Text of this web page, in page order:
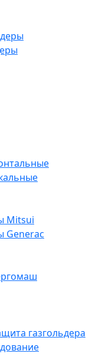
Mitsui
Generac
газгольдера